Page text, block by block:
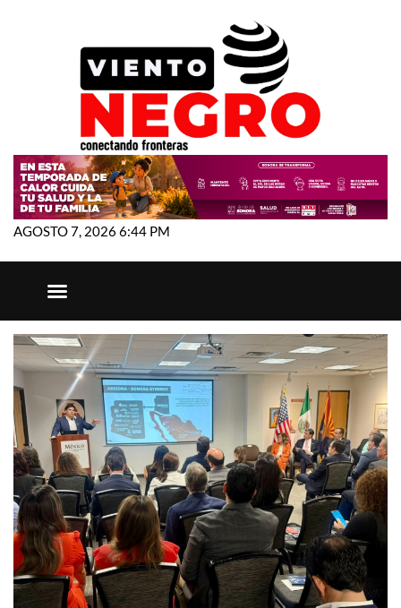
AGOSTO 7, 2026 6:44 PM